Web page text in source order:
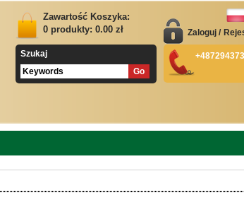
Zawartość Koszyka:
0 produkty: 0.00 zł
Szukaj
Zaloguj /